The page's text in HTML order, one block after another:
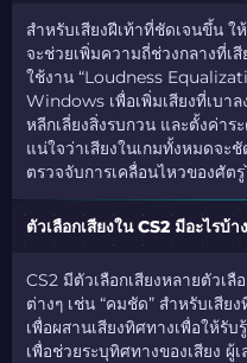
สำหรับเสียงฝีเท้าที่ชัดเจนขึ้น ใ
จะช่วยเพิ่มความถี่ช่วงกลางที่เ
ใช้งาน “Loudness
Windows เพื่อเพิ่มเสียงที่เบาล
หลีกเลี่ยงสิ่งรบกวน และตั้งค่า
แน่ใจว่าเสียงในเกมทั้งหมดจะ
ตรวจจับการเคลื่อนไหวของศัต
ตัวเลือกเสียงใน CS2 มีอะไรบ้าง
CS2 มีตัวเลือกเสียงหลายตัวเลื
ต่างๆ เช่น “คมชัด” สำหรับเสีย
เพื่อผสานเสียงทิศทางเพื่อให้รั
เพื่อช่วยระบุทิศทางของเสียง ผู้